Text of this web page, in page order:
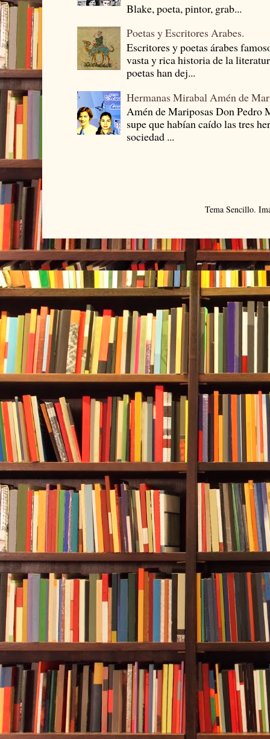
Blake, poeta, pintor, grab...
Poetas y Escritores Arabes.
Escritores y poetas árabes
vasta y rica historia de la
poetas han dej...
Hermanas Mirabal Amén de
Amén de Mariposas Don
supe que habían caído las tres
sociedad ...
Tema Sencillo.